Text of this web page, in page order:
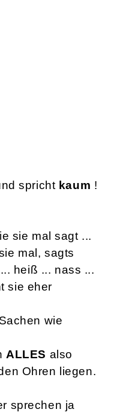
spricht kaum !
sie mal sagt ...
mal, sagts
heiß ... nass ...
sie eher
wie
ALLES also
Ohren liegen.
sprechen ja